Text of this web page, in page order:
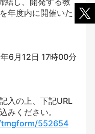
年度内に開催いた
6月12日 17時00分
入の上、下記URL
みください。
552654